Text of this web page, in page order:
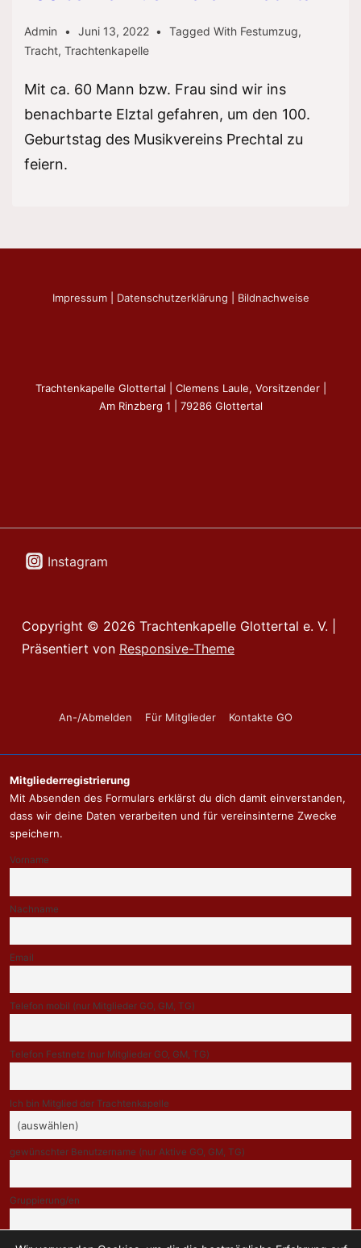
Admin Juni 13, 2022 Tagged With Festumzug,
Tracht, Trachtenkapelle
Mit ca. 60 Mann bzw. Frau sind wir ins
benachbarte Elztal gefahren, um den 100.
Geburtstag des Musikvereins Prechtal zu
feiern.
Impressum| Datenschutzerklärung Bildnachweise
Trachtenkapelle Glottertal | Clemens Laule, Vorsitzender |
Am Rinzberg 1 | 79286 Glottertal
Instagram
Copyright © 2026 Trachtenkapelle Glottertal e. V.
Präsentiert von Responsive-Theme
Footer-
An-/Abmelden Für Mitglieder Kontakte GO
Mitgliederregistrierung
Mit Absenden des Formulars erklärst du dich damit einverstanden,
dass wir deine Daten verarbeiten und für vereinsinterne Zwecke
speichern.
Vorname
Nachname
Email
Telefon mobil (nur Mitglieder GO, GM, TG)
Telefon Festnetz (nur Mitglieder GO, GM, TG)
Ich bin Mitglied der Trachtenkapelle
gewünschter Benutzername (nur Aktive GO, GM, TG)
Gruppierung/en